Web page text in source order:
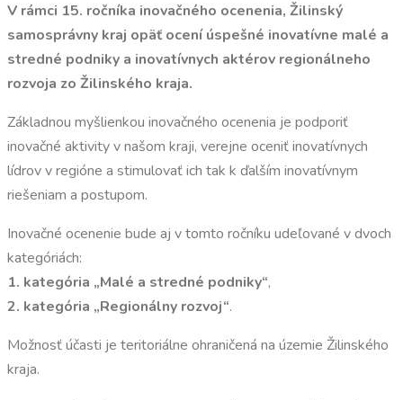
V rámci 15. ročníka inovačného ocenenia, Žilinský
samosprávny kraj opäť ocení úspešné inovatívne malé a
stredné podniky a inovatívnych aktérov regionálneho
rozvoja zo Žilinského kraja.
Základnou myšlienkou inovačného ocenenia je podporiť
inovačné aktivity v našom kraji, verejne oceniť inovatívnych
lídrov v regióne a stimulovať ich tak k ďalším inovatívnym
riešeniam a postupom.
Inovačné ocenenie bude aj v tomto ročníku udeľované v dvoch
kategóriách:
1. kategória „Malé a stredné podniky“,
2. kategória „Regionálny rozvoj“.
Možnosť účasti je teritoriálne ohraničená na územie Žilinského
kraja.